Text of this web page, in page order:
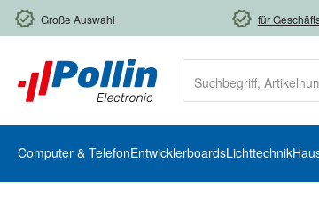
Hauptinhalt springen
Zur Suche springen
Zur Hauptnavigation springen
Große Auswahl für
Computer & TelefonEntwicklerboardsLichttechnik